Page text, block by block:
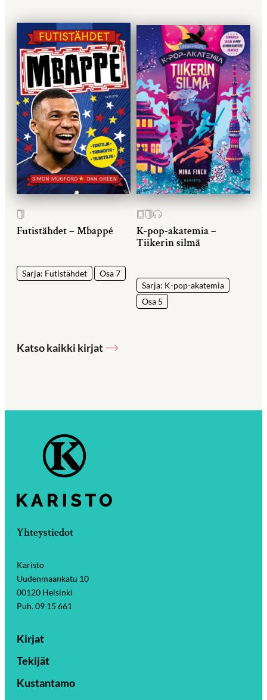
Futistähdet – Mbappé
Sarja: Futistähdet Osa 7
K-pop-akatemia –
Tiikerin silmä
Sarja: K-pop-akatemia
Osa 5
Katso kaikki kirjat
Yhteystiedot
Karisto
Uudenmaankatu 10
00120 Helsinki
Puh. 09 15 661
Kirjat
Tekijät
Kustantamo